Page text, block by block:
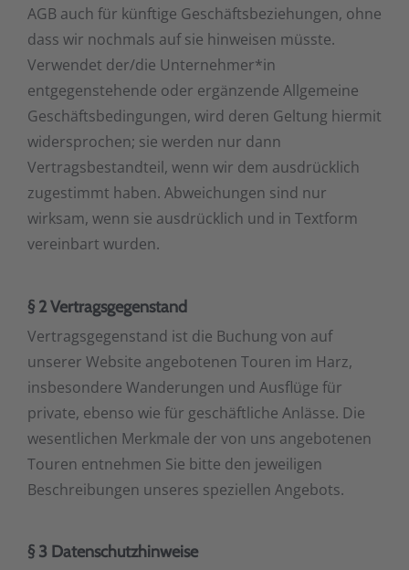
AGB auch für künftige Geschäftsbeziehungen, ohne
dass wir nochmals auf sie hinweisen müsste.
Verwendet der/die Unternehmer*in
entgegenstehende oder ergänzende Allgemeine
Geschäftsbedingungen, wird deren Geltung hiermit
widersprochen; sie werden nur dann
Vertragsbestandteil, wenn wir dem ausdrücklich
zugestimmt haben. Abweichungen sind nur
wirksam, wenn sie ausdrücklich und in Textform
vereinbart wurden.
§ 2 Vertragsgegenstand
Vertragsgegenstand ist die Buchung von auf
unserer Website angebotenen Touren im Harz,
insbesondere Wanderungen und Ausflüge für
private, ebenso wie für geschäftliche Anlässe. Die
wesentlichen Merkmale der von uns angebotenen
Touren entnehmen Sie bitte den jeweiligen
Beschreibungen unseres speziellen Angebots.
§ 3 Datenschutzhinweise